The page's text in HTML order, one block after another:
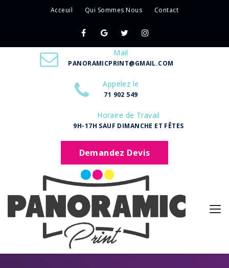
Acceuil Qui Sommes Nous Contact
Mail
PANORAMICPRINT@GMAIL.COM
Appelez le
71 902 549
Horaire de Travail
9H-17H SAUF DIMANCHE ET FÊTES
Demandez Devis